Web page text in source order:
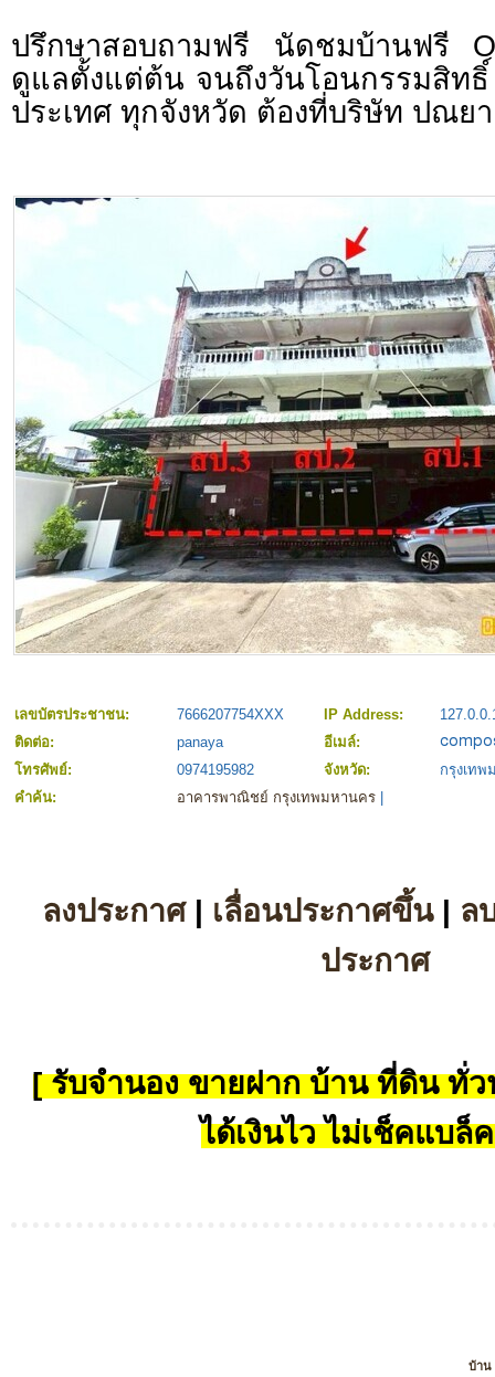
ปรึกษาสอบถามฟรี นัดชมบ้านฟรี
ดูแลตั้งแต่ต้น จนถึงวันโอนกรรมสิท
ประเทศ ทุกจังหวัด ต้องที่บริษัท ปณย
เลขบัตรประชาชน: 7666207754XXX IP Address:
ติดต่อ:
panaya
อีเมล์:
โทรศัพย์:
0974195982 จังหวัด:
กรุงเท
คำค้น:
อาคารพาณิชย์ กรุงเทพมหานคร
ลงประกาศ| เลื่อนประกาศขึ้น| ล
ประกาศ
[ รับจำนอง ขายฝาก บ้าน ที่ดิน ทั่ว
ได้เงินไว ไม่เช็คแบล็
บ้าน